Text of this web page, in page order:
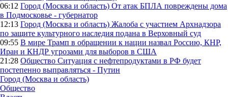
06:12 Город (Москва и область) От атак БПЛА повреждены дома
в Подмосковье - губернатор
12:13 Город (Москва и область) Жалоба с участием Архнадзора
по защите культурного наследия подана в Верховный суд
09:55 В мире Трамп в обращении к нации назвал Россию, КНР,
Иран и КНДР угрозами для выборов в США
21:28 Общество Ситуация с нефтепродуктами в РФ будет
постепенно выправляться - Путин
Город (Москва и область)
Общество